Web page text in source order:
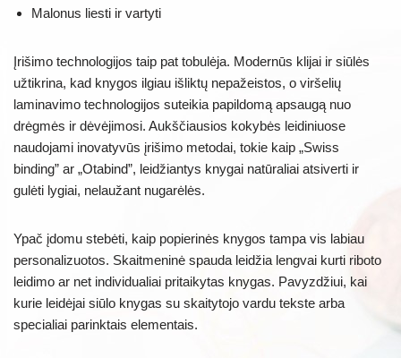
Malonus liesti ir vartyti
Įrišimo technologijos taip pat tobulėja. Modernūs klijai ir siūlės
užtikrina, kad knygos ilgiau išliktų nepažeistos, o viršelių
laminavimo technologijos suteikia papildomą apsaugą nuo
drėgmės ir dėvėjimosi. Aukščiausios kokybės leidiniuose
naudojami inovatyvūs įrišimo metodai, tokie kaip „Swiss
binding” ar „Otabind”, leidžiantys knygai natūraliai atsiverti ir
gulėti lygiai, nelaužant nugarėlės.
Ypač įdomu stebėti, kaip popierinės knygos tampa vis labiau
personalizuotos. Skaitmeninė spauda leidžia lengvai kurti riboto
leidimo ar net individualiai pritaikytas knygas. Pavyzdžiui, kai
kurie leidėjai siūlo knygas su skaitytojo vardu tekste arba
specialiai parinktais elementais.